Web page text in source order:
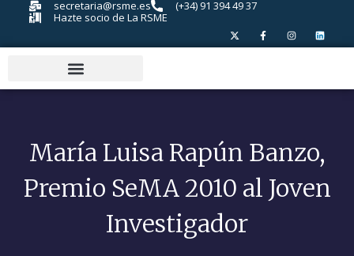
secretaria@rsme.es
(+34) 91 394 49 37
Hazte socio de La RSME
María Luisa Rapún Banzo,
Premio SeMA 2010 al Joven
Investigador